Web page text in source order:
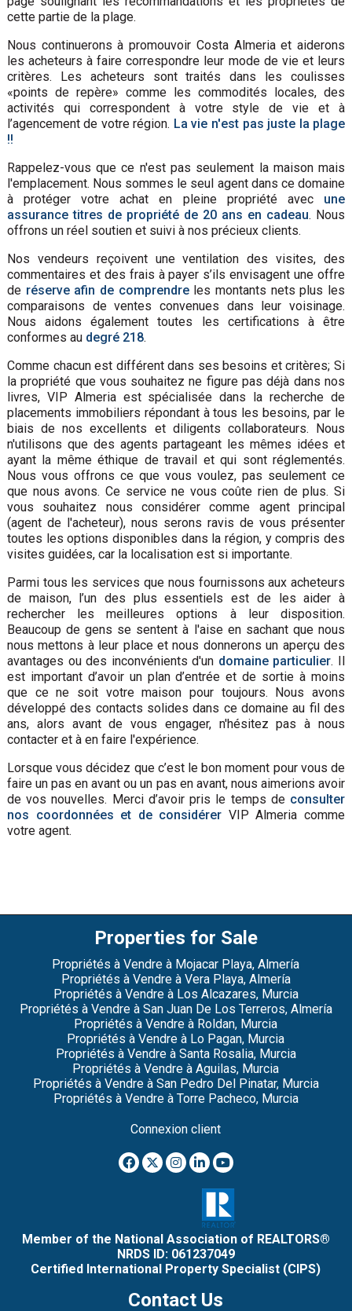
cette partie de la plage.
Nous continuerons à promouvoir Costa Almeria et aiderons
les acheteurs à faire correspondre leur mode de vie et leurs
critères. Les acheteurs sont traités dans les coulisses
«points de repère» comme les commodités locales, des
activités qui correspondent à votre style de vie et à
l’agencement de votre région. La vie n'est pas juste la plage
!!
Rappelez-vous que ce n'est pas seulement la maison mais
l'emplacement. Nous sommes le seul agent dans ce domaine
à protéger votre achat en pleine propriété avec une
assurance titres de propriété de 20 ans en cadeau. Nous
offrons un réel soutien et suivi à nos précieux clients.
Nos vendeurs reçoivent une ventilation des visites, des
commentaires et des frais à payer s’ils envisagent une offre
de réserve afin de comprendreles montants nets plus les
comparaisons de ventes convenues dans leur voisinage.
Nous aidons également toutes les certifications à être
conformes au degré 218.
Comme chacun est différent dans ses besoins et critères; Si
la propriété que vous souhaitez ne figure pas déjà dans nos
livres, VIP Almeria est spécialisée dans la recherche de
placements immobiliers répondant à tous les besoins, par le
biais de nos excellents et diligents collaborateurs. Nous
n'utilisons que des agents partageant les mêmes idées et
ayant la même éthique de travail et qui sont réglementés.
Nous vous offrons ce que vous voulez, pas seulement ce
que nous avons. Ce service ne vous coûte rien de plus. Si
vous souhaitez nous considérer comme agent principal
(agent de l'acheteur), nous serons ravis de vous présenter
toutes les options disponibles dans la région, y compris des
visites guidées, car la localisation est si importante.
Parmi tous les services que nous fournissons aux acheteurs
de maison, l’un des plus essentiels est de les aider à
rechercher les meilleures options à leur disposition.
Beaucoup de gens se sentent à l'aise en sachant que nous
nous mettons à leur place et nous donnerons un aperçu des
avantages ou des inconvénients d'un domaine particulier. Il
est important d’avoir un plan d’entrée et de sortie à moins
que ce ne soit votre maison pour toujours. Nous avons
développé des contacts solides dans ce domaine au fil des
ans, alors avant de vous engager, n'hésitez pas à nous
contacter et à en faire l'expérience.
Lorsque vous décidez que c’est le bon moment pour vous de
faire un pas en avant ou un pas en avant, nous aimerions avoir
de vos nouvelles. Merci d’avoir pris le temps de consulter
nos coordonnées et de considérer VIP Almeria comme
votre agent.
Properties for Sale
Propriétés à Vendre à Mojacar Playa, Almería
Propriétés à Vendre à Vera Playa, Almería
Propriétés à Vendre à Los Alcazares, Murcia
Propriétés à Vendre à San Juan De Los Terreros, Almería
Propriétés à Vendre à Roldan, Murcia
Propriétés à Vendre à Lo Pagan, Murcia
Propriétés à Vendre à Santa Rosalia, Murcia
Propriétés à Vendre à Aguilas, Murcia
Propriétés à Vendre à San Pedro Del Pinatar, Murcia
Propriétés à Vendre à Torre Pacheco, Murcia
Connexion client
Member of the National Association of REALTORS®
NRDS ID: 061237049
Certified International Property Specialist (CIPS)
Contact Us